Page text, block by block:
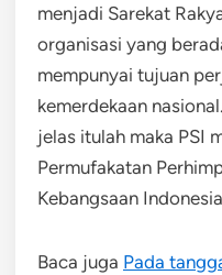
menjadi Sarekat
organisasi yang
mempunyai tujuan
kemerdekaan
jelas itulah maka PSI
Permufakatan
Kebangsaan
Baca juga Pada